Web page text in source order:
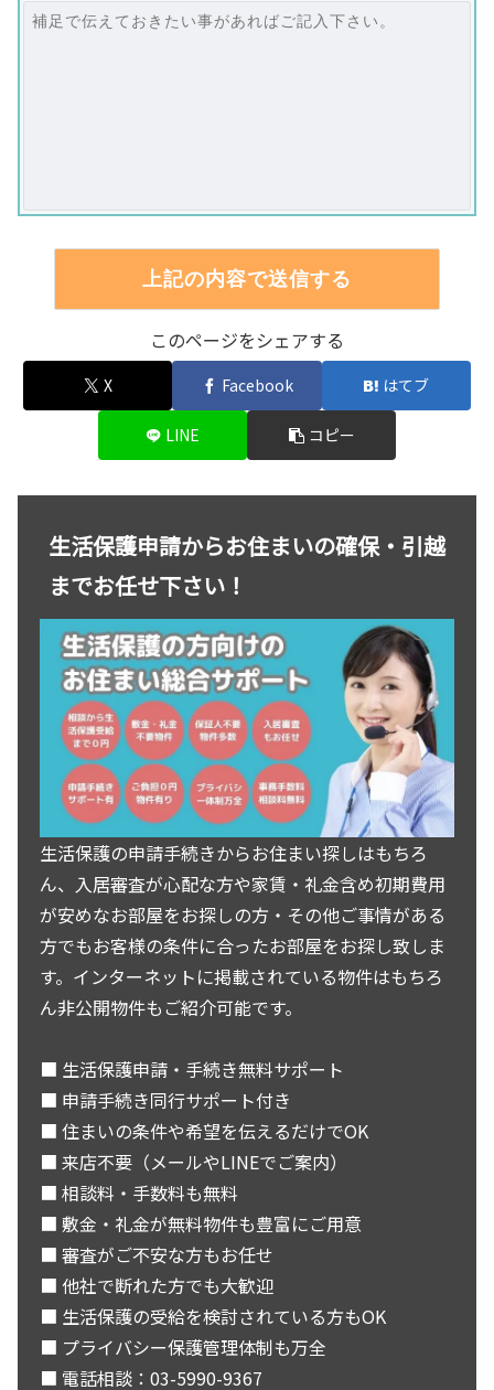
このページをシェアする
X Facebook はてブ
LINE コピー
生活保護申請からお住まいの確保・引越
までお任せ下さい！
生活保護の申請手続きからお住まい探しはもちろ
ん、入居審査が心配な方や家賃・礼金含め初期費用
が安めなお部屋をお探しの方・その他ご事情がある
方でもお客様の条件に合ったお部屋をお探し致しま
す。インターネットに掲載されている物件はもちろ
ん非公開物件もご紹介可能です。
■ 生活保護申請・手続き無料サポート
■ 申請手続き同行サポート付き
■ 住まいの条件や希望を伝えるだけでOK
■ 来店不要（メールやLINEでご案内）
■ 相談料・手数料も無料
■ 敷金・礼金が無料物件も豊富にご用意
■ 審査がご不安な方もお任せ
■ 他社で断れた方でも大歓迎
■ 生活保護の受給を検討されている方もOK
■ プライバシー保護管理体制も万全
■ 電話相談：03-5990-9367